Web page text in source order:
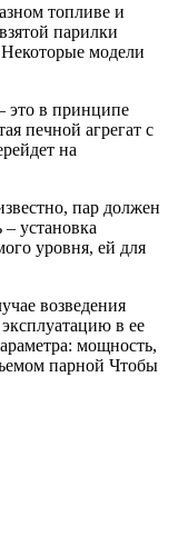
топливе и
парилки
модели
это в принципе
печной агрегат с
на
пар должен
установка
уровня, ей для
возведения
в ее
мощность,
парной Чтобы